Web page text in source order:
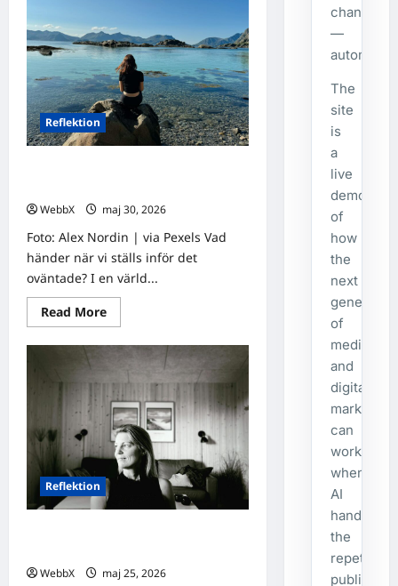
vår
omgivning
Reflektion
WebbX
maj 30, 2026
Foto: Alex Nordin | via Pexels Vad
händer när vi ställs inför det
oväntade? I en värld...
Read MoreRead
more
Dagens
tanke:
Att
omfamna
det
oväntade
Reflektion
WebbX
maj 25, 2026
channels
—
The
site
is
a
live
of
how
the
next
generation
of
media
and
digital
marketing
can
work
when
AI
handles
the
repetitive
publishing